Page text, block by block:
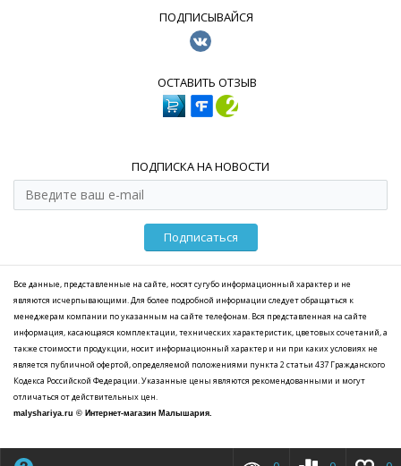
ПОДПИСЫВАЙСЯ
ОСТАВИТЬ ОТЗЫВ
ПОДПИСКА НА НОВОСТИ
Подписаться
Все данные, представленные на сайте, носят сугубо информационный характер и не
являются исчерпывающими. Для более подробной информации следует обращаться к
менеджерам компании по указанным на сайте телефонам. Вся представленная на сайте
информация, касающаяся комплектации, технических характеристик, цветовых сочетаний, а
также стоимости продукции, носит информационный характер и ни при каких условиях не
является публичной офертой, определяемой положениями пункта 2 статьи 437 Гражданского
Кодекса Российской Федерации. Указанные цены являются рекомендованными и могут
отличаться от действительных цен.
malyshariya.ru © Интернет-магазин Малышария.